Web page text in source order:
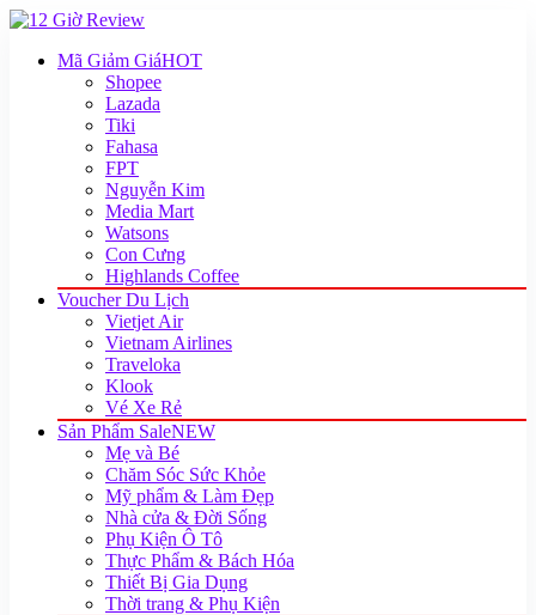
Mã Giảm GiáHOT
Shopee
Lazada
Tiki
Fahasa
FPT
Nguyễn Kim
Media Mart
Watsons
Con Cưng
Highlands Coffee
Voucher Du Lịch
Vietjet Air
Vietnam Airlines
Traveloka
Klook
Vé Xe Rẻ
Sản Phẩm SaleNEW
Mẹ và Bé
Chăm Sóc Sức Khỏe
Mỹ phẩm & Làm Đẹp
Nhà cửa & Đời Sống
Phụ Kiện Ô Tô
Thực Phẩm & Bách Hóa
Thiết Bị Gia Dụng
Thời trang & Phụ Kiện